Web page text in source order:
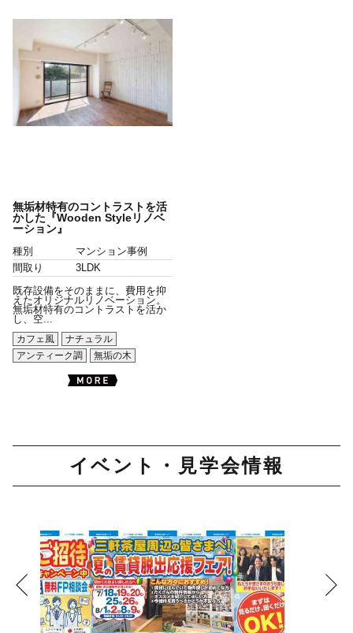
無垢材特有のコントラストを活
かした『Wooden Styleリノベ
ーション』
種別
マンション事例
間取り
3LDK
既存設備をそのままに、費用を抑
えたオリジナルリノベーション。
無垢材特有のコントラストを活か
し、空...
カフェ風
ナチュラル
アンティーク調
無垢の木
イベント・見学会情報